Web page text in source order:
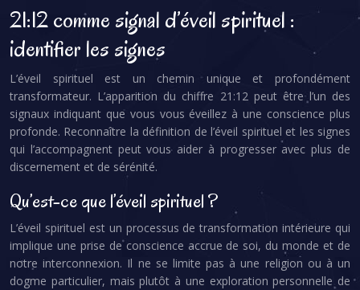
21:12 comme signal d’éveil spirituel :
identifier les signes
L’éveil spirituel est un chemin unique et profondément
transformateur. L’apparition du chiffre 21:12 peut être l’un des
signaux indiquant que vous vous éveillez à une conscience plus
profonde. Reconnaître la définition de l’éveil spirituel et les signes
qui l’accompagnent peut vous aider à progresser avec plus de
discernement et de sérénité.
Qu’est-ce que l’éveil spirituel ?
L’éveil spirituel est un processus de transformation intérieure qui
implique une prise de conscience accrue de soi, du monde et de
notre interconnexion. Il ne se limite pas à une religion ou à un
dogme particulier, mais plutôt à une exploration personnelle de